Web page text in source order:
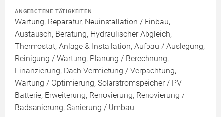
ANGEBOTENE TÄTIGKEITEN
Wartung, Reparatur, Neuinstallation / Einbau,
Austausch, Beratung, Hydraulischer Abgleich,
Thermostat, Anlage & Installation, Aufbau / Auslegung,
Reinigung / Wartung, Planung / Berechnung,
Finanzierung, Dach Vermietung / Verpachtung,
Wartung / Optimierung, Solarstromspeicher / PV
Batterie, Erweiterung, Renovierung, Renovierung /
Badsanierung, Sanierung / Umbau